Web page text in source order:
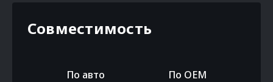
Совместимость
По авто По OEM